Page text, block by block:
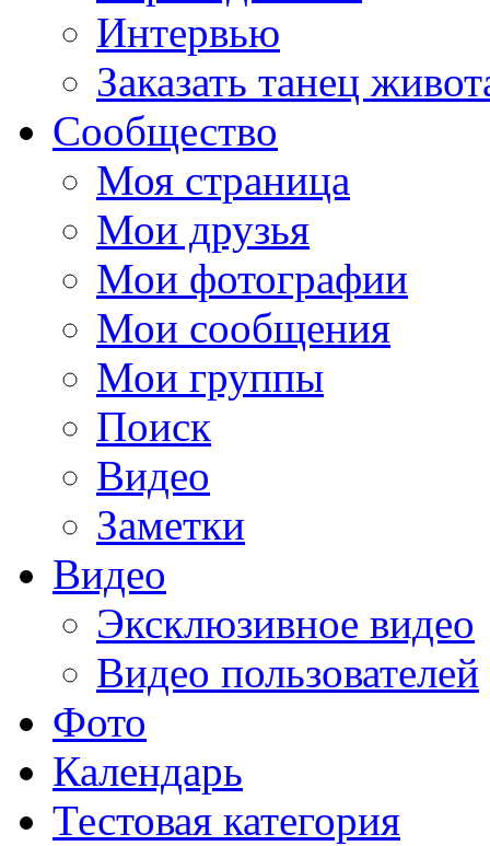
Интервью
Заказать танец
Сообщество
Моя страница
Мои друзья
Мои фотографии
Мои сообщения
Мои группы
Поиск
Видео
Заметки
Видео
Эксклюзивное видео
Видео пользователей
Фото
Календарь
Тестовая категория